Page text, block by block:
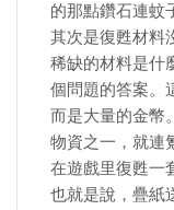
的那點鑽石連蚊
其次是復甦材料
稀缺的材料是什
個問題的答案。
而是大量的金幣
物資之一，就連
在遊戲里復甦一
也就是說，疊紙